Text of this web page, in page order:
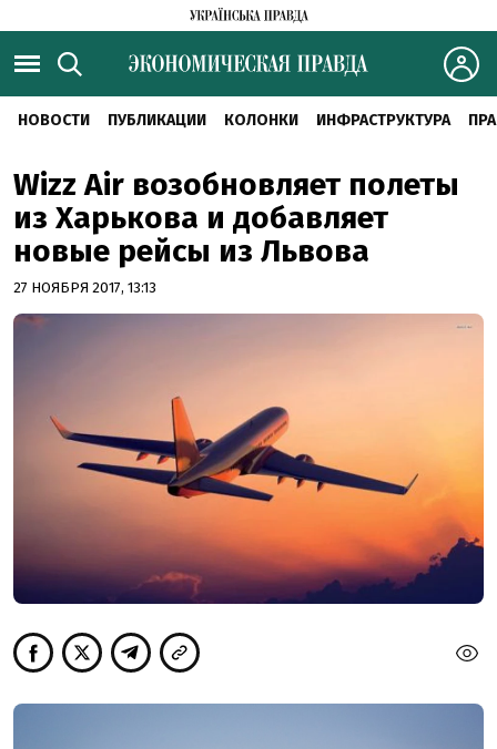
НОВОСТИ ПУБЛИКАЦИИ КОЛОНКИ ИНФРАСТРУКТУРА
Wizz Air возобновляет полеты
из Харькова и добавляет
новые рейсы из Львова
27 НОЯБРЯ 2017, 13:13